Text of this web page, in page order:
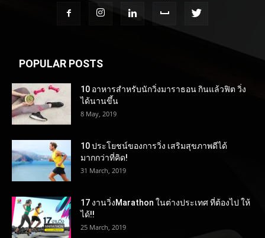
POPULAR POSTS
10 อาหารสำหรับนักวิ่งมาราธอน กินแล้วฟิต วิ่ง
ได้นานขึ้น
8 May, 2019
10 ประโยชน์ของการวิ่ง เสริมสุขภาพดีได้
มากกว่าที่คิด!
31 March, 2019
17 งานวิ่งMarathon ในต่างประเทศ ที่ต้องไป ให้
ได้!!
25 March, 2019